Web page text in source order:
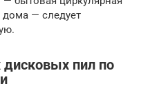
дома — следует
пил по